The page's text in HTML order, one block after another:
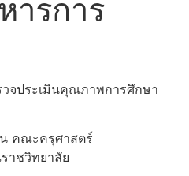
ารการ
จประเมินคุณภาพการศึกษา
คณะครุศาสตร์
าชวิทยาลัย